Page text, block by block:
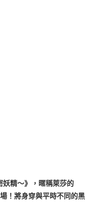
妖精～》，暱稱萊莎的
！將身穿與平時不同的黑